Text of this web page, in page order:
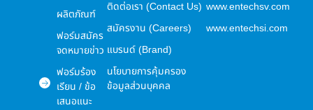
ผลิตภัณฑ์
ฟอร์มสมัคร
จดหมายข่าว
ฟอร์มร้อง
เรียน / ข้อ
เสนอแนะ
ติดต่อเรา (Contact Us)
สมัครงาน (Careers)
แบรนด์ (Brand)
นโยบายการคุ้มครอง
ข้อมูลส่วนบุคคล
www.entechsv.com
www.entechsi.com